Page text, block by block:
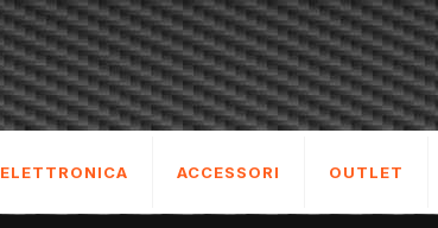
ELETTRONICA ACCESSORI OUTLET